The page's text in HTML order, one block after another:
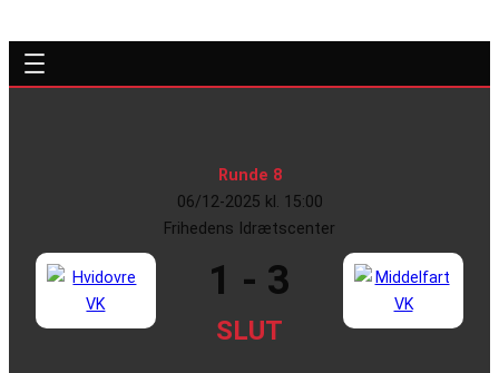
Runde 8
06/12-2025 kl. 15:00
Frihedens Idrætscenter
1 - 3
SLUT